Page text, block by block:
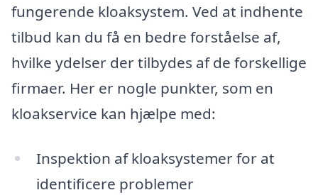
fungerende kloaksystem. Ved at indhente
tilbud kan du få en bedre forståelse af,
hvilke ydelser der tilbydes af de forskellige
firmaer. Her er nogle punkter, som en
kloakservice kan hjælpe med:
Inspektion af kloaksystemer for at
identificere problemer